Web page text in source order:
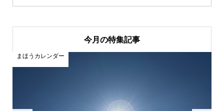
今月の特集記事
まほうカレンダー